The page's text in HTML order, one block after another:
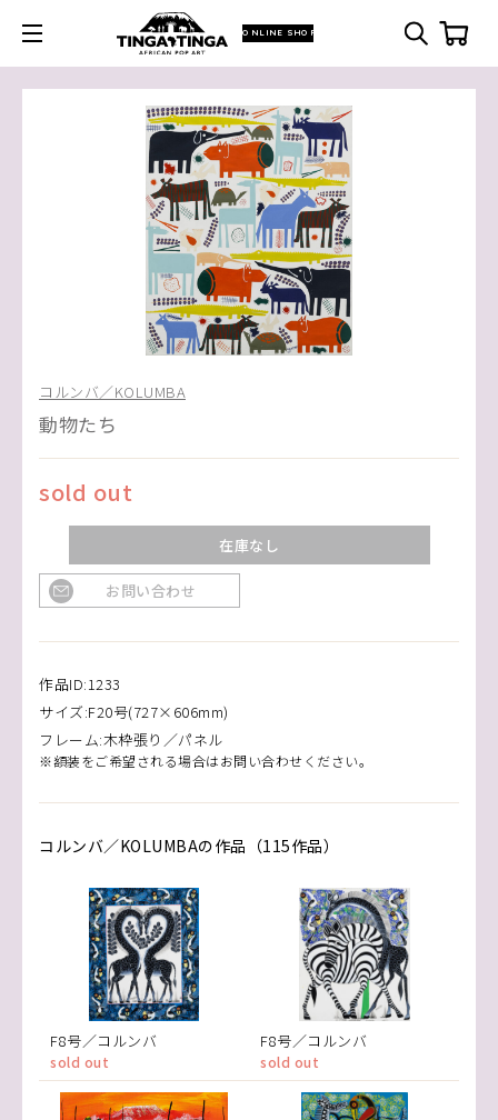
ONLINE SHOP
コルンバ／KOLUMBA
動物たち
sold out
在庫なし
お問い合わせ
作品ID:1233
サイズ:F20号(727×606mm)
フレーム:木枠張り／パネル
※額装をご希望される場合はお問い合わせください。
コルンバ／KOLUMBAの作品（115作品）
F8号／コルンバ
sold out
F8号／コルンバ
sold out